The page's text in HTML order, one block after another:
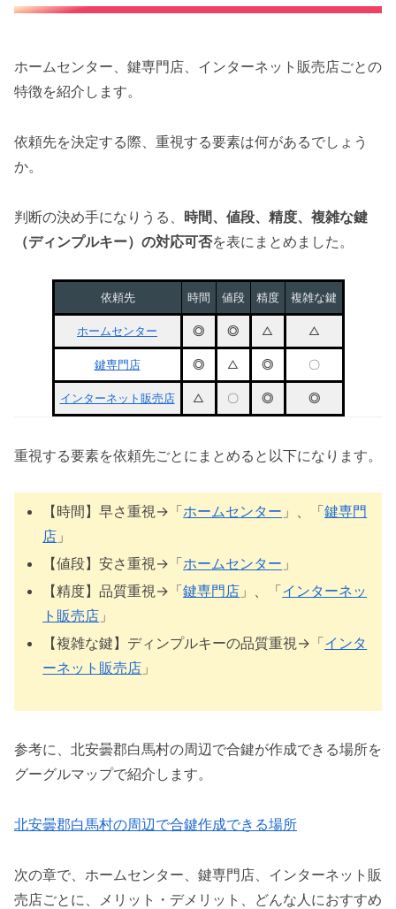
ホームセンター、鍵専門店、インターネット販売店ごとの
特徴を紹介します。
依頼先を決定する際、重視する要素は何があるでしょう
か。
判断の決め手になりうる、 時間、値段、精度、複雑な鍵
（ディンプルキー）の対応可否を表にまとめました。
依頼先 時間 値段 精度 複雑な鍵
ホームセンター ◎ ◎ △ △
鍵専門店 ◎ △ ◎ 〇
インターネット販売店 △ 〇 ◎ ◎
重視する要素を依頼先ごとにまとめると以下になります。
【時間】早さ重視→「ホームセンター 」、「鍵専門
店 」
【値段】安さ重視→「ホームセンター 」
【精度】品質重視→「鍵専門店 」、「インターネッ
ト販売店 」
【複雑な鍵】ディンプルキーの品質重視→「インタ
ーネット販売店 」
参考に、北安曇郡白馬村の周辺で合鍵が作成できる場所を
グーグルマップで紹介します。
北安曇郡白馬村の周辺で合鍵作成できる場所
次の章で、ホームセンター、鍵専門店、インターネット販
売店ごとに、メリット・デメリット、どんな人におすすめ